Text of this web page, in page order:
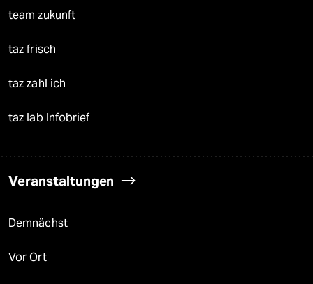
team zukunft
taz frisch
taz zahl ich
taz lab Infobrief
Veranstaltungen
Demnächst
Vor Ort